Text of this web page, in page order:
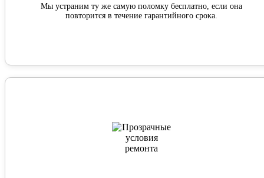
Мы устраним ту же самую поломку бесплатно, если она
повторится в течение гарантийного срока.